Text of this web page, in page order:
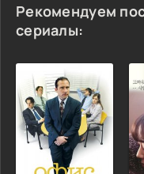
Рекомендуем
сериалы: